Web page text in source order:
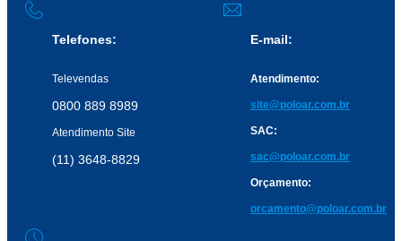
Telefones:
Televendas
0800 889 8989
Atendimento Site
(11) 3648-8829
E-mail:
Atendimento:
site@poloar.com.br
SAC:
sac@poloar.com.br
Orçamento:
orcamento@poloar.com.br